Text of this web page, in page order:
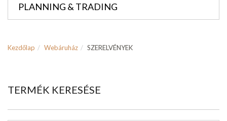
PLANNING & TRADING
Kezdőlap Webáruház SZERELVÉNYEK
TERMÉK KERESÉSE